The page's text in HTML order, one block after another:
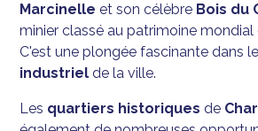
Marcinelle et son célèbre Bois du
minier classé au patrimoine mondial
C'est une plongée fascinante dans le
industriel de la ville.
Les quartiers historiques de